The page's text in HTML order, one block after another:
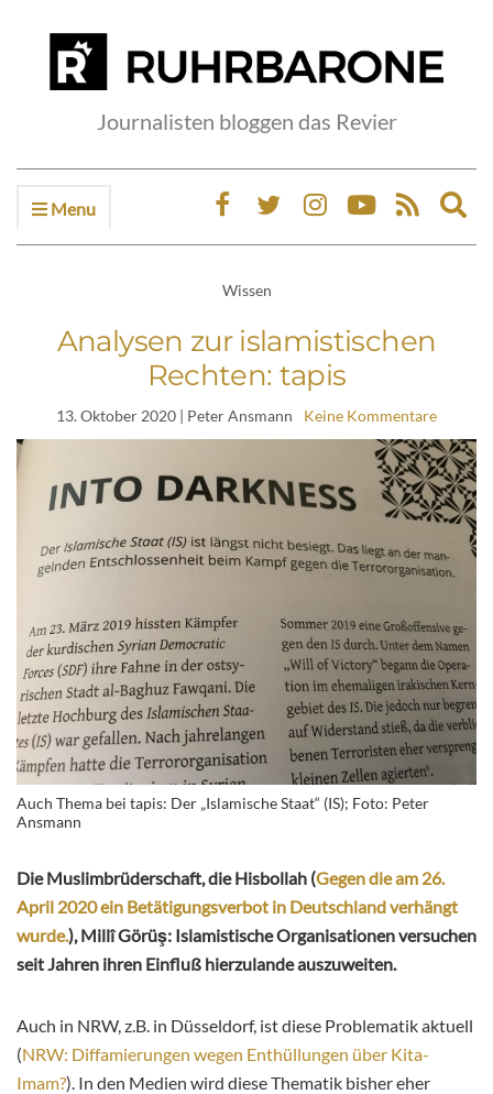
Journalisten bloggen das Revier
Menu
Wissen
Analysen zur islamistischen
Rechten: tapis
13. Oktober 2020 | Peter Ansmann Keine Kommentare
Auch Thema bei tapis: Der „Islamische Staat“ (IS); Foto: Peter
Ansmann
Die Muslimbrüderschaft, die Hisbollah (Gegen die am 26.
April 2020 ein Betätigungsverbot in Deutschland verhängt
wurde.), Millî Görüş: Islamistische Organisationen versuchen
seit Jahren ihren Einfluß hierzulande auszuweiten.
Auch in NRW, z.B. in Düsseldorf, ist diese Problematik aktuell
(NRW: Diffamierungen wegen Enthüllungen über Kita-
Imam?). In den Medien wird diese Thematik bisher eher